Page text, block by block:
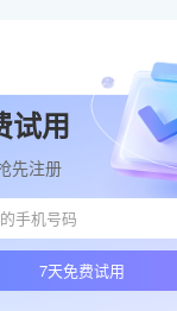
试用
先注册
7天免费试用